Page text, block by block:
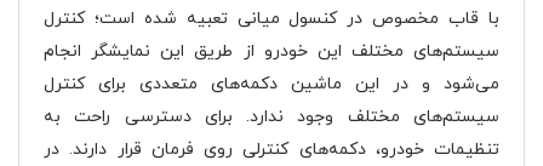
با قاب مخصوص در کنسول میانی تعبیه شده است؛ کنترل
سیستم‌های مختلف این خودرو از طریق این نمایشگر انجام
می‌شود و در این ماشین دکمه‌های متعددی برای کنترل
سیستم‌های مختلف وجود ندارد. برای دسترسی راحت به
تنظیمات خودرو، دکمه‌های کنترلی روی فرمان قرار دارند. در